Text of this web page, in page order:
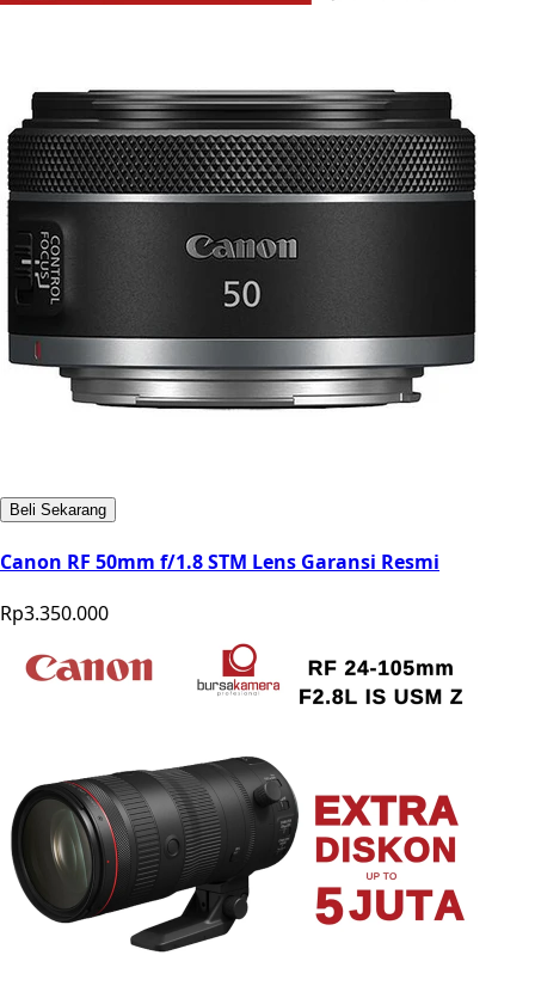
Beli Sekarang
Canon RF 50mm f/1.8 STM Lens Garansi Resmi
Rp3.350.000